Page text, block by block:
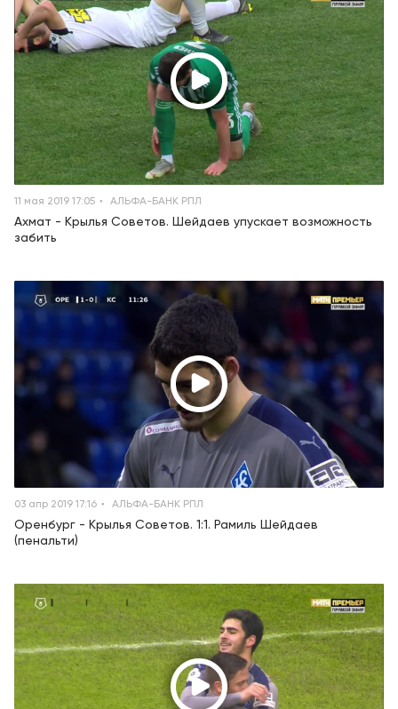
11 мая 2019 17:05 АЛЬФА-БАНК РПЛ
Ахмат - Крылья Советов. Шейдаев упускает возможность
забить
03 апр 2019 17:16 АЛЬФА-БАНК РПЛ
Оренбург - Крылья Советов. 1:1. Рамиль Шейдаев
(пенальти)